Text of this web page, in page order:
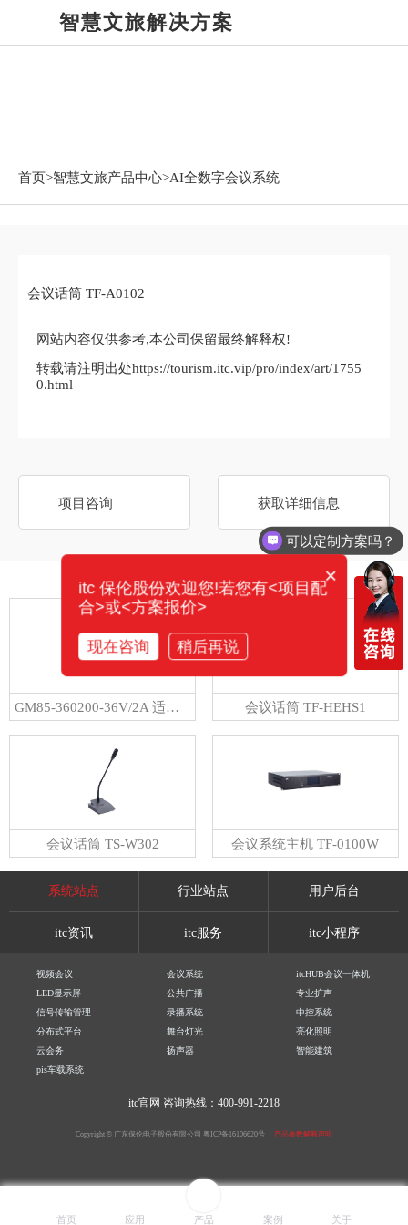
智慧文旅解决方案
首页>智慧文旅产品中心>AI全数字会议系统
会议话筒 TF-A0102
网站内容仅供参考,本公司保留最终解释权!
转载请注明出处https://tourism.itc.vip/pro/index/art/1755
0.html
项目咨询 获取详细信息
相关产品
GM85-360200-36V/2A 适配器 会议话筒 TF-HEHS1
会议话筒 TS-W302 会议系统主机 TF-0100W
系统站点 行业站点 用户后台
itc资讯 itc服务 itc小程序
视频会议 会议系统
itcHUB会议一体机
LED显示屏
公共广播
专业扩声
信号传输管理
录播系统
中控系统
分布式平台
舞台灯光
亮化照明
云会务
扬声器
智能建筑
pis车载系统
itc官网 咨询热线：400-991-2218
Copyright © 广东保伦电子股份有限公司 粤ICP备16106620号 产品参数解释声明
首页 应用 产品 案例 关于
可以定制方案吗？
×
itc 保伦股份欢迎您!若您有<项目配
合>或<方案报价>
现在咨询 稍后再说